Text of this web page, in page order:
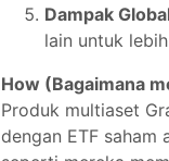
Dampak
lain untuk
How (Bagaimana
Produk multiaset
dengan ETF